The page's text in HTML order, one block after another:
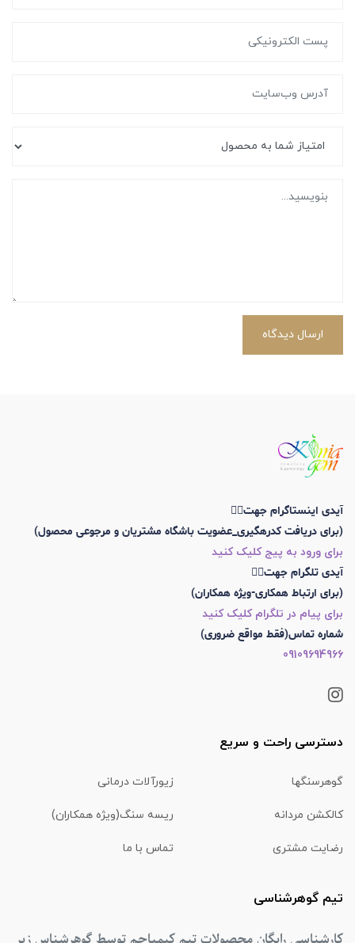
ارسال دیدگاه
آیدی اینستاگرام جهت👇🏼
(برای دریافت کدرهگیری_عضویت باشگاه مشتریان و مرجوعی محصول)
برای ورود به پیج کلیک کنید
آیدی تلگرام جهت👇🏼
(برای ارتباط همکاری-ویژه همکاران)
برای پیام در تلگرام کلیک کنید
شماره تماس(فقط مواقع ضروری)
09109694966
دسترسی راحت و سریع
گوهرسنگها زیورآلات درمانی
کالکشن مردانه ریسه سنگ(ویژه همکاران)
رضایت مشتری تماس با ما
تیم گوهرشناسی